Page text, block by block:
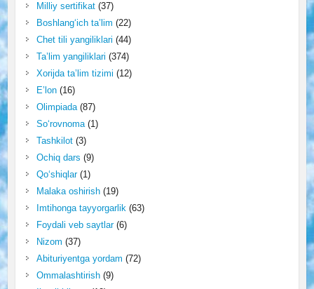
Milliy sertifikat(37)
Boshlang‘ich ta’lim (22)
Chet tili yangiliklari (44)
Ta’lim yangiliklari (374)
Xorijda ta’lim tizimi (12)
E’lon(16)
Olimpiada(87)
So‘rovnoma(1)
Tashkilot(3)
Ochiq dars (9)
Qo‘shiqlar(1)
Malaka oshirish(19)
Imtihonga tayyorgarlik(63)
Foydali veb saytlar(6)
Nizom (37)
Abituriyentga yordam (72)
Ommalashtirish(9)